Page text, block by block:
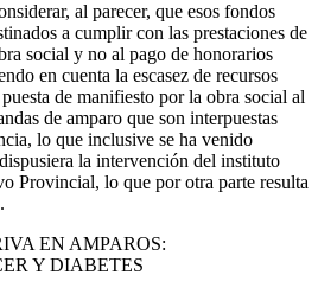
al parecer, que esos fondos
a cumplir con las prestaciones de
social y no al pago de honorarios
en cuenta la escasez de recursos
de manifiesto por la obra social al
de amparo que son interpuestas
lo que inclusive se ha venido
la intervención del instituto
Provincial, lo que por otra parte resulta
EN AMPAROS:
Y DIABETES